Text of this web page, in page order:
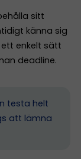
sitt
känna sig
enkelt sätt
deadline.
testa helt
att lämna